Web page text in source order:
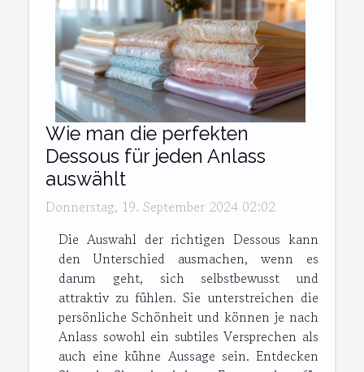
Wie man die perfekten
Dessous für jeden Anlass
auswählt
Donnerstag, 19. September 2024 02:02
Die Auswahl der richtigen Dessous kann
den Unterschied ausmachen, wenn es
darum geht, sich selbstbewusst und
attraktiv zu fühlen. Sie unterstreichen die
persönliche Schönheit und können je nach
Anlass sowohl ein subtiles Versprechen als
auch eine kühne Aussage sein. Entdecken